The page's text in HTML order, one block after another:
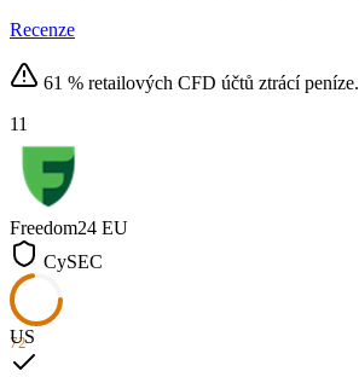
Recenze
61 % retailových CFD účtů ztrácí peníze.
11
Freedom24 EU
CySEC
72
US